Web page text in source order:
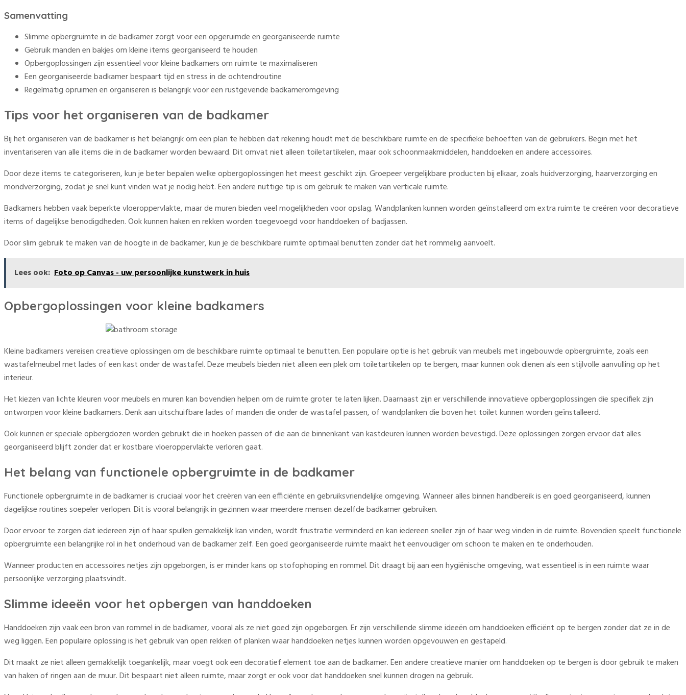
Samenvatting
Slimme opbergruimte in de badkamer zorgt voor een opgeruimde en georganiseerde ruimte
Gebruik manden en bakjes om kleine items georganiseerd te houden
Opbergoplossingen zijn essentieel voor kleine badkamers om ruimte te maximaliseren
Een georganiseerde badkamer bespaart tijd en stress in de ochtendroutine
Regelmatig opruimen en organiseren is belangrijk voor een rustgevende badkameromgeving
Tips voor het organiseren van de badkamer
Bij het organiseren van de badkamer is het belangrijk om een plan te hebben dat rekening houdt met de beschikbare ruimte en de specifieke behoeften van de gebruikers. Begin met het
inventariseren van alle items die in de badkamer worden bewaard. Dit omvat niet alleen toiletartikelen, maar ook schoonmaakmiddelen, handdoeken en andere accessoires.
Door deze items te categoriseren, kun je beter bepalen welke opbergoplossingen het meest geschikt zijn. Groepeer vergelijkbare producten bij elkaar, zoals huidverzorging, haarverzorging en
mondverzorging, zodat je snel kunt vinden wat je nodig hebt. Een andere nuttige tip is om gebruik te maken van verticale ruimte.
Badkamers hebben vaak beperkte vloeroppervlakte, maar de muren bieden veel mogelijkheden voor opslag. Wandplanken kunnen worden geïnstalleerd om extra ruimte te creëren voor decoratieve
items of dagelijkse benodigdheden. Ook kunnen haken en rekken worden toegevoegd voor handdoeken of badjassen.
Door slim gebruik te maken van de hoogte in de badkamer, kun je de beschikbare ruimte optimaal benutten zonder dat het rommelig aanvoelt.
Lees ook: Foto op Canvas - uw persoonlijke kunstwerk in huis
Opbergoplossingen voor kleine badkamers
Kleine badkamers vereisen creatieve oplossingen om de beschikbare ruimte optimaal te benutten. Een populaire optie is het gebruik van meubels met ingebouwde opbergruimte, zoals een
wastafelmeubel met lades of een kast onder de wastafel. Deze meubels bieden niet alleen een plek om toiletartikelen op te bergen, maar kunnen ook dienen als een stijlvolle aanvulling op het
interieur.
Het kiezen van lichte kleuren voor meubels en muren kan bovendien helpen om de ruimte groter te laten lijken. Daarnaast zijn er verschillende innovatieve opbergoplossingen die specifiek zijn
ontworpen voor kleine badkamers. Denk aan uitschuifbare lades of manden die onder de wastafel passen, of wandplanken die boven het toilet kunnen worden geïnstalleerd.
Ook kunnen er speciale opbergdozen worden gebruikt die in hoeken passen of die aan de binnenkant van kastdeuren kunnen worden bevestigd. Deze oplossingen zorgen ervoor dat alles
georganiseerd blijft zonder dat er kostbare vloeroppervlakte verloren gaat.
Het belang van functionele opbergruimte in de badkamer
Functionele opbergruimte in de badkamer is cruciaal voor het creëren van een efficiënte en gebruiksvriendelijke omgeving. Wanneer alles binnen handbereik is en goed georganiseerd, kunnen
dagelijkse routines soepeler verlopen. Dit is vooral belangrijk in gezinnen waar meerdere mensen dezelfde badkamer gebruiken.
Door ervoor te zorgen dat iedereen zijn of haar spullen gemakkelijk kan vinden, wordt frustratie verminderd en kan iedereen sneller zijn of haar weg vinden in de ruimte. Bovendien speelt functionele
opbergruimte een belangrijke rol in het onderhoud van de badkamer zelf. Een goed georganiseerde ruimte maakt het eenvoudiger om schoon te maken en te onderhouden.
Wanneer producten en accessoires netjes zijn opgeborgen, is er minder kans op stofophoping en rommel. Dit draagt bij aan een hygiënische omgeving, wat essentieel is in een ruimte waar
persoonlijke verzorging plaatsvindt.
Slimme ideeën voor het opbergen van handdoeken
Handdoeken zijn vaak een bron van rommel in de badkamer, vooral als ze niet goed zijn opgeborgen. Er zijn verschillende slimme ideeën om handdoeken efficiënt op te bergen zonder dat ze in de
weg liggen. Een populaire oplossing is het gebruik van open rekken of planken waar handdoeken netjes kunnen worden opgevouwen en gestapeld.
Dit maakt ze niet alleen gemakkelijk toegankelijk, maar voegt ook een decoratief element toe aan de badkamer. Een andere creatieve manier om handdoeken op te bergen is door gebruik te maken
van haken of ringen aan de muur. Dit bespaart niet alleen ruimte, maar zorgt er ook voor dat handdoeken snel kunnen drogen na gebruik.